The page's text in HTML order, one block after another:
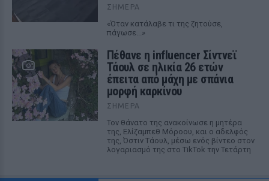
ΣΉΜΕΡΑ
«Όταν κατάλαβε τι της ζητούσε,
πάγωσε...»
Πέθανε η influencer Σίντνεϊ
Τάουλ σε ηλικία 26 ετών
έπειτα από μάχη με σπάνια
μορφή καρκίνου
ΣΉΜΕΡΑ
Τον θάνατο της ανακοίνωσε η μητέρα
της, Ελίζαμπεθ Μόροου, και ο αδελφός
της, Όστιν Τάουλ, μέσω ενός βίντεο στον
λογαριασμό της στο TikTok την Τετάρτη